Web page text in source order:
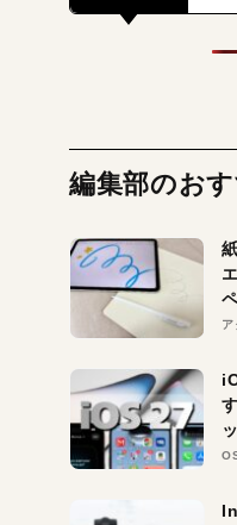
編集部のお
ア